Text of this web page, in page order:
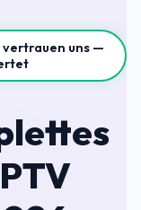
vertrauen uns —